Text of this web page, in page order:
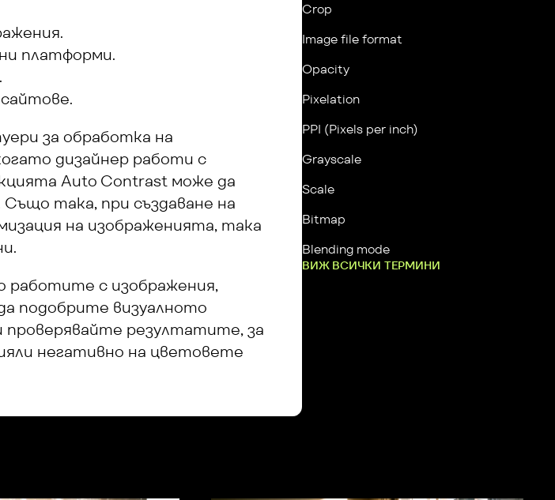
платформи.
за обработка на
дизайнер работи с
Auto Contrast може да
така, при създаване на
на изображенията, така
работите с изображения,
подобрите визуалното
проверявайте резултатите, за
негативно на цветовете
Crop
Image file format
Opacity
Pixelation
PPI (Pixels per inch)
Grayscale
Scale
Bitmap
Blending mode
ВИЖ ВСИЧКИ ТЕРМИНИ